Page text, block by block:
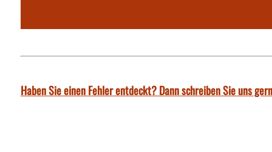
Haben Sie einen Fehler entdeckt? Dann schreiben Sie uns